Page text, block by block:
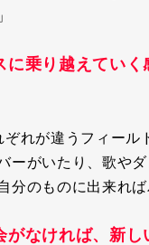
に乗り越えてい
ぞれが違うフィール
ーがいたり、歌や
分のものに出来れ
がなければ、新し